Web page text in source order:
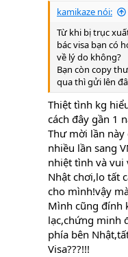
kamikaze nói:
Từ khi bị trục
bác visa bạn có
về lý do không?
Bạn còn copy
qua thì gửi lên
Thiệt tình kg
cách đây gần 1
Thư mời lần
nhiều lần sang
nhiệt tình và vui
Nhật chơi,lo tất
cho mình!vậy
Mình cũng đính
lạc,chứng minh
phía bên
Visa???!!!